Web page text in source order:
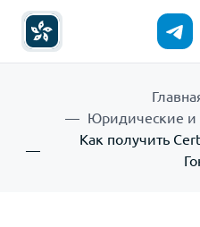
Юридические и
Как получить